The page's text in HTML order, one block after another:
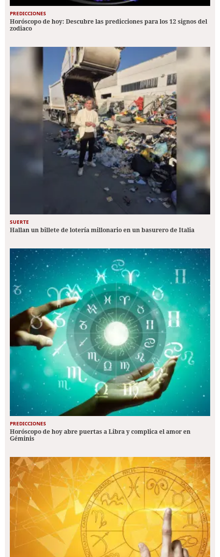
PREDICCIONES
Horóscopo de hoy: Descubre las predicciones para los 12 signos del
zodiaco
SUERTE
Hallan un billete de lotería millonario en un basurero de Italia
PREDICCIONES
Horóscopo de hoy abre puertas a Libra y complica el amor en
Géminis